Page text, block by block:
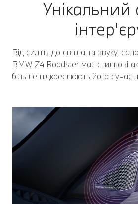
Унікальний
Від сидінь до світла та звуку,
BMW Z4 Roadster має стильові
більше підкреслюють його